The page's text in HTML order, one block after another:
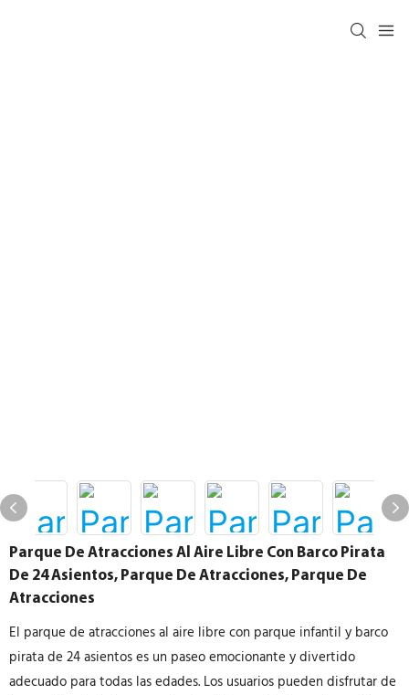
Parque De Atracciones Al Aire Libre Con Barco Pirata
De 24 Asientos, Parque De Atracciones, Parque De
Atracciones
El parque de atracciones al aire libre con parque infantil y barco
pirata de 24 asientos es un paseo emocionante y divertido
adecuado para todas las edades. Los usuarios pueden disfrutar de